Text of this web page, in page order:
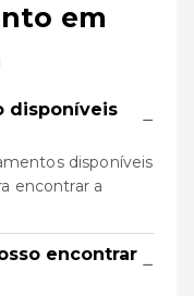
em
disponíveis
−
disponíveis
encontrar a
encontrar −